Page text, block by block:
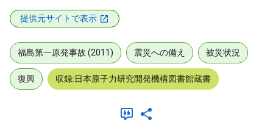
提供元サイトで表示
福島第一原発事故 (2011) 震災への備え 被災状況
復興 収録:日本原子力研究開発機構図書館蔵書